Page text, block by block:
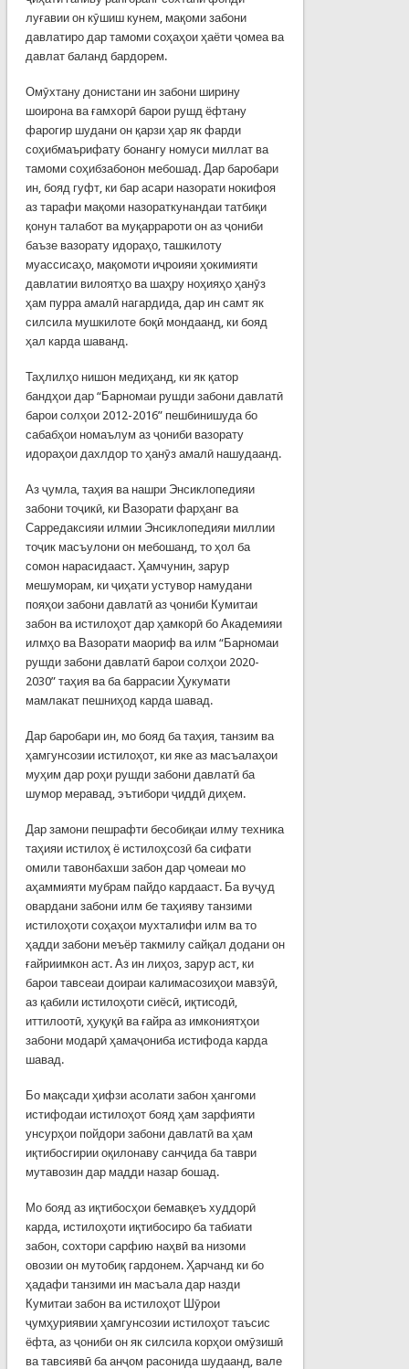
луғавии он кӯшиш кунем, мақоми забони
давлатиро дар тамоми соҳаҳои ҳаёти ҷомеа ва
давлат баланд бардорем.
Омӯхтану донистани ин забони ширину
шоирона ва ғамхорӣ барои рушд ёфтану
фарогир шудани он қарзи ҳар як фарди
соҳибмаърифату бонангу номуси миллат ва
тамоми соҳибзабонон мебошад. Дар баробари
ин, бояд гуфт, ки бар асари назорати нокифоя
аз тарафи мақоми назораткунандаи татбиқи
қонун талабот ва муқаррароти он аз ҷониби
баъзе вазорату идораҳо, ташкилоту
муассисаҳо, мақомоти иҷроияи ҳокимияти
давлатии вилоятҳо ва шаҳру ноҳияҳо ҳанӯз
ҳам пурра амалӣ нагардида, дар ин самт як
силсила мушкилоте боқӣ мондаанд, ки бояд
ҳал карда шаванд.
Таҳлилҳо нишон медиҳанд, ки як қатор
бандҳои дар “Барномаи рушди забони давлатӣ
барои солҳои 2012-2016” пешбинишуда бо
сабабҳои номаълум аз ҷониби вазорату
идораҳои дахлдор то ҳанӯз амалӣ нашудаанд.
Аз ҷумла, таҳия ва нашри Энсиклопедияи
забони тоҷикӣ, ки Вазорати фарҳанг ва
Сарредаксияи илмии Энсиклопедияи миллии
тоҷик масъулони он мебошанд, то ҳол ба
сомон нарасидааст. Ҳамчунин, зарур
мешуморам, ки ҷиҳати устувор намудани
пояҳои забони давлатӣ аз ҷониби Кумитаи
забон ва истилоҳот дар ҳамкорӣ бо Академияи
илмҳо ва Вазорати маориф ва илм “Барномаи
рушди забони давлатӣ барои солҳои 2020-
2030” таҳия ва ба баррасии Ҳукумати
мамлакат пешниҳод карда шавад.
Дар баробари ин, мо бояд ба таҳия, танзим ва
ҳамгунсозии истилоҳот, ки яке аз масъалаҳои
муҳим дар роҳи рушди забони давлатӣ ба
шумор меравад, эътибори ҷиддӣ диҳем.
Дар замони пешрафти бесобиқаи илму техника
таҳияи истилоҳ ё истилоҳсозӣ ба сифати
омили тавонбахши забон дар ҷомеаи мо
аҳаммияти мубрам пайдо кардааст. Ба вуҷуд
овардани забони илм бе таҳияву танзими
истилоҳоти соҳаҳои мухталифи илм ва то
ҳадди забони меъёр такмилу сайқал додани он
ғайриимкон аст. Аз ин лиҳоз, зарур аст, ки
барои тавсеаи доираи калимасозиҳои мавзӯӣ,
аз қабили истилоҳоти сиёсӣ, иқтисодӣ,
иттилоотӣ, ҳуқуқӣ ва ғайра аз имкониятҳои
забони модарӣ ҳамаҷониба истифода карда
шавад.
Бо мақсади ҳифзи асолати забон ҳангоми
истифодаи истилоҳот бояд ҳам зарфияти
унсурҳои пойдори забони давлатӣ ва ҳам
иқтибосгирии оқилонаву санҷида ба таври
мутавозин дар мадди назар бошад.
Мо бояд аз иқтибосҳои бемавқеъ худдорӣ
карда, истилоҳоти иқтибосиро ба табиати
забон, сохтори сарфию наҳвӣ ва низоми
овозии он мутобиқ гардонем. Ҳарчанд ки бо
ҳадафи танзими ин масъала дар назди
Кумитаи забон ва истилоҳот Шӯрои
ҷумҳуриявии ҳамгунсозии истилоҳот таъсис
ёфта, аз ҷониби он як силсила корҳои омӯзишӣ
ва тавсиявӣ ба анҷом расонида шудаанд, вале